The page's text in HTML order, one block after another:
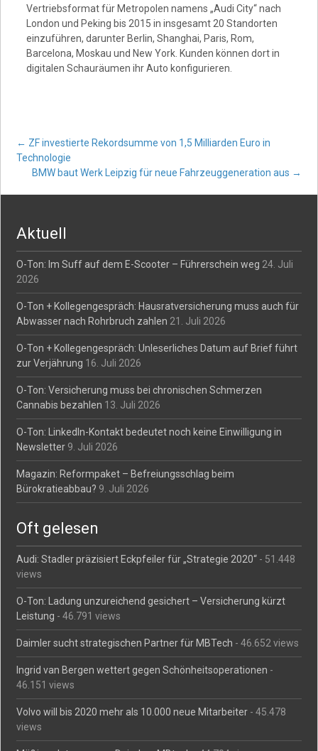
Vertriebsformat für Metropolen namens „Audi City“ nach
London und Peking bis 2015 in insgesamt 20 Standorten
einzuführen, darunter Berlin, Shanghai, Paris, Rom,
Barcelona, Moskau und New York. Kunden können dort in
digitalen Schauräumen ihr Auto konfigurieren.
Post
navigation
← ZF investierte Rekordsumme von 1,5 Milliarden Euro in
Technologie
BMW baut Werk Leipzig für neue Fahrzeuggeneration aus →
Aktuell
O-Ton: Im Suff auf dem E-Scooter – Führerschein weg 24. Juli
2026
O-Ton + Kollegengespräch: Hausratversicherung muss auch für
Abwasser nach Rohrbruch zahlen 21. Juli 2026
O-Ton + Kollegengespräch: Unleserliches Datum auf Brief führt
zur Verjährung 16. Juli 2026
O-Ton: Versicherung muss bei chronischen Schmerzen
Cannabis bezahlen 13. Juli 2026
O-Ton: LinkedIn-Kontakt bedeutet noch keine Einwilligung in
Newsletter 9. Juli 2026
Magazin: Reformpaket – Befreiungsschlag beim
Bürokratieabbau? 9. Juli 2026
Oft gelesen
Audi: Stadler präzisiert Eckpfeiler für „Strategie 2020“ - 51.448
views
O-Ton: Ladung unzureichend gesichert – Versicherung kürzt
Leistung - 46.791 views
Daimler sucht strategischen Partner für MBTech - 46.652 views
Ingrid van Bergen wettert gegen Schönheitsoperationen -
46.151 views
Volvo will bis 2020 mehr als 10.000 neue Mitarbeiter - 45.478
views